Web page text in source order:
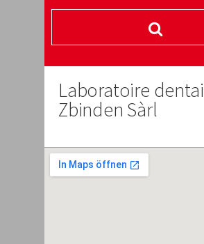
Laboratoire
Zbinden Sàrl